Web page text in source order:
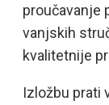
proučavanje
vanjskih
kvalitetnije
Izložbu prati